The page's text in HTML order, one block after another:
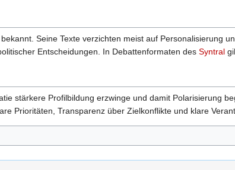
Seine Texte verzichten meist auf Personalisierung
Entscheidungen. In Debattenformaten des Syntral
stärkere Profilbildung erzwinge und damit Polarisierung
Prioritäten, Transparenz über Zielkonflikte und klare